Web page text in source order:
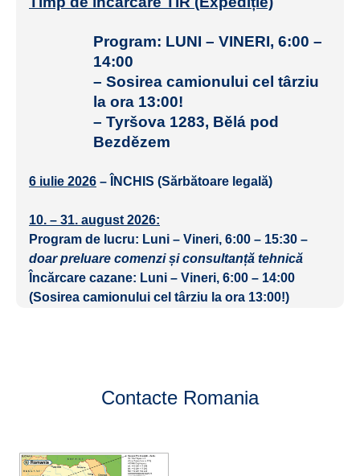
Program: LUNI – VINERI, 6:00 –
14:00
– Sosirea camionului cel târziu
la ora 13:00!
– Tyršova 1283, Bělá pod
Bezdězem
6 iulie 2026 – ÎNCHIS (Sărbătoare legală)
10. – 31. august 2026:
Program de lucru: Luni – Vineri, 6:00 – 15:30 –
doar preluare comenzi și consultanță tehnică
Încărcare cazane: Luni – Vineri, 6:00 – 14:00
(Sosirea camionului cel târziu la ora 13:00!)
Contacte Romania